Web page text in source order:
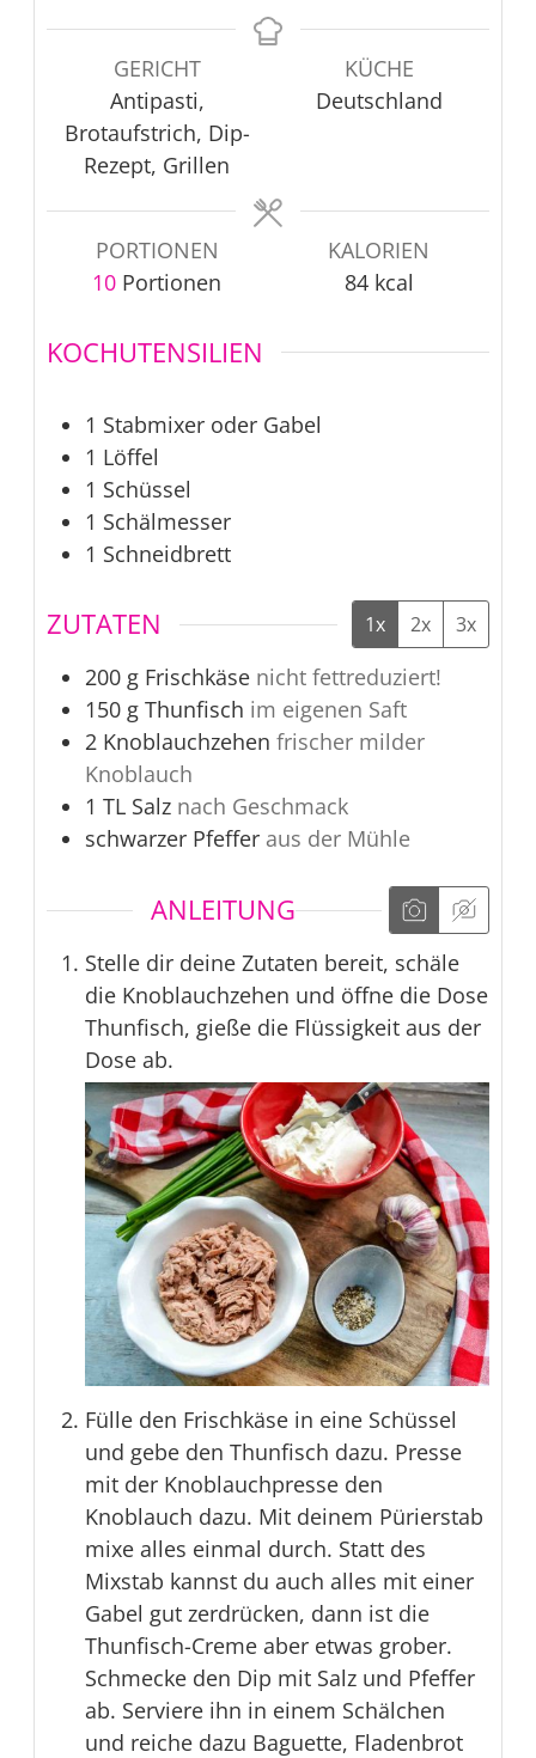
GERICHT
Antipasti,
Brotaufstrich, Dip-
Rezept, Grillen
KÜCHE
Deutschland
PORTIONEN
10 Portionen
KALORIEN
84 kcal
KOCHUTENSILIEN
1 Stabmixer oder Gabel
1 Löffel
1 Schüssel
1 Schälmesser
1 Schneidbrett
ZUTATEN 1x 2x 3x
200 g Frischkäse nicht fettreduziert!
150 g Thunfisch im eigenen Saft
2 Knoblauchzehen frischer milder
Knoblauch
1 TL Salz nach Geschmack
schwarzer Pfeffer aus der Mühle
ANLEITUNG
Stelle dir deine Zutaten bereit, schäle
die Knoblauchzehen und öffne die Dose
Thunfisch, gieße die Flüssigkeit aus der
Dose ab.
Fülle den Frischkäse in eine Schüssel
und gebe den Thunfisch dazu. Presse
mit der Knoblauchpresse den
Knoblauch dazu. Mit deinem Pürierstab
mixe alles einmal durch. Statt des
Mixstab kannst du auch alles mit einer
Gabel gut zerdrücken, dann ist die
Thunfisch-Creme aber etwas grober.
Schmecke den Dip mit Salz und Pfeffer
ab. Serviere ihn in einem Schälchen
und reiche dazu Baguette, Fladenbrot